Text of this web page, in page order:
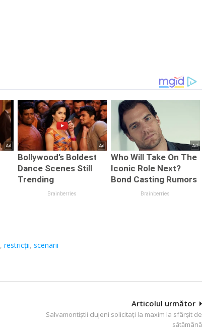
, restricții, scenarii
Articolul următor
Salvamontiștii clujeni solicitați la maxim la sfârșit de
sătămână